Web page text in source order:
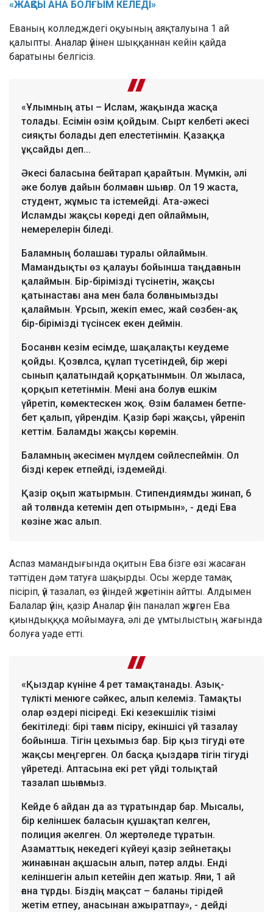
«ЖАҚСЫ АНА БОЛҒЫМ КЕЛЕДІ»
Еваның колледждегі оқуының аяқталуына 1 ай
қалыпты. Аналар үйінен шыққаннан кейін қайда
баратыны белгісіз.
«Ұлымның аты – Ислам, жақында жасқа
толады. Есімін өзім қойдым. Сырт келбеті әкесі
сияқты болады деп елестетінмін. Қазаққа
ұқсайды деп...
Әкесі баласына бейтарап қарайтын. Мүмкін, әлі
әке болуға дайын болмаған шығар. Ол 19 жаста,
студент, жұмыс та істемейді. Ата-әжесі
Исламды жақсы көреді деп ойлаймын,
немерелерін біледі.
Баламның болашағы туралы ойлаймын.
Мамандықты өз қалауы бойынша таңдағанын
қалаймын. Бір-бірімізді түсінетін, жақсы
қатынастағы ана мен бала болғанымызды
қалаймын. Ұрсып, жекіп емес, жай сөзбен-ақ
бір-бірімізді түсінсек екен деймін.
Босанған кезім есімде, шақалақты кеудеме
қойды. Қозғалса, құлап түсетіндей, бір жері
сынып қалатындай қорқатынмын. Ол жыласа,
қорқып кететінмін. Мені ана болуға ешкім
үйретіп, көмектескен жоқ. Өзім баламен бетпе-
бет қалып, үйрендім. Қазір бәрі жақсы, үйреніп
кеттім. Баламды жақсы көремін.
Баламның әкесімен мүлдем сөйлеспеймін. Ол
бізді керек етпейді, іздемейді.
Қазір оқып жатырмын. Стипендиямды жинап, 6
ай толғанда кетемін деп отырмын», - деді Ева
көзіне жас алып.
Аспаз мамандығында оқитын Ева бізге өзі жасаған
тәттіден дәм татуға шақырды. Осы жерде тамақ
пісіріп, үй тазалап, өз үйіндей жүретінін айтты. Алдымен
Балалар үйін, қазір Аналар үйін паналап жүрген Ева
қиындықққа мойымауға, әлі де ұмтылыстың жағында
болуға уәде етті.
«Қыздар күніне 4 рет тамақтанады. Азық-
түлікті менюге сәйкес, алып келеміз. Тамақты
олар өздері пісіреді. Екі кезекшілік тізімі
бекітіледі: бірі тағам пісіру, екіншісі үй тазалау
бойынша. Тігін цехымыз бар. Бір қыз тігуді өте
жақсы меңгерген. Ол басқа қыздарға тігін тігуді
үйретеді. Аптасына екі рет үйді толықтай
тазалап шығамыз.
Кейде 6 айдан да аз тұратындар бар. Мысалы,
бір келіншек баласын құшақтап келген,
полиция әкелген. Ол жертөледе тұратын.
Азаматтық некедегі күйеуі қазір зейнетақы
жинағынан ақшасын алып, пәтер алды. Енді
келіншегін алып кетейін деп жатыр. Яғни, 1 ай
ғана тұрды. Біздің мақсат – баланы тірідей
жетім етпеу, анасынан ажыратпау», - дейді